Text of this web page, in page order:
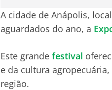
A cidade de Anápolis,
aguardados do ano, a
Este grandefestival
e da cultura
região.